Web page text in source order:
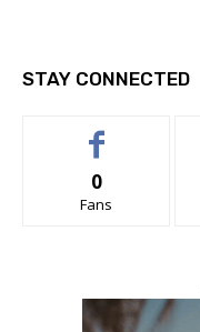
STAY CONNECTED
0
Fans